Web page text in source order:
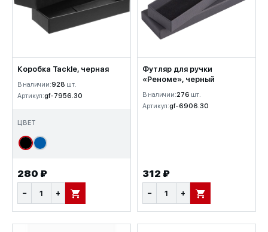
Коробка Tackle, черная
В наличии:928 шт.
Артикул:gf-7956.30
ЦВЕТ
280 ₽
− + В КОРЗИНУ
Футляр для ручки
«Реноме», черный
В наличии:276 шт.
Артикул:gf-6906.30
312 ₽
− + В КОРЗИНУ